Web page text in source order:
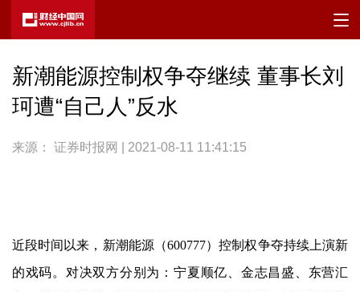
新潮能源控制权争夺继续 董事长刘
珂遭“自己人”反水
来源： 证券时报网 | 2021-08-11 11:41:15
近段时间以来， 新潮能源（600777）控制权争夺持续上演新
的戏码。对决双方分别为：宁夏顺亿、金志昌盛、东营汇